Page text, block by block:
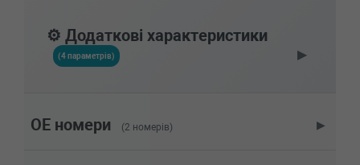
1.9 Di 75 л.с. (1996-2001) 75 л.с. (1996-03-01-
81cc, Потужність: 110HP)
⚙️ Додаткові характеристики
(4 параметрів) ▶
OE номери (2 номерів) ▶